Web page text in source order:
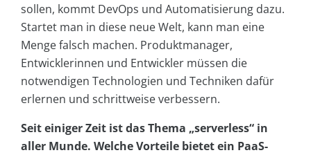
sollen, kommt DevOps und Automatisierung dazu.
Startet man in diese neue Welt, kann man eine
Menge falsch machen. Produktmanager,
Entwicklerinnen und Entwickler müssen die
notwendigen Technologien und Techniken dafür
erlernen und schrittweise verbessern.
Seit einiger Zeit ist das Thema „serverless“ in
aller Munde. Welche Vorteile bietet ein PaaS-